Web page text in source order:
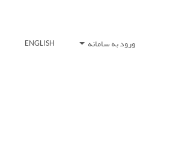
ورود به سامانه ENGLISH